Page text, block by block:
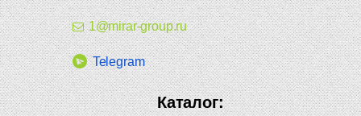
1@mirar-group.ru
Telegram
Каталог: